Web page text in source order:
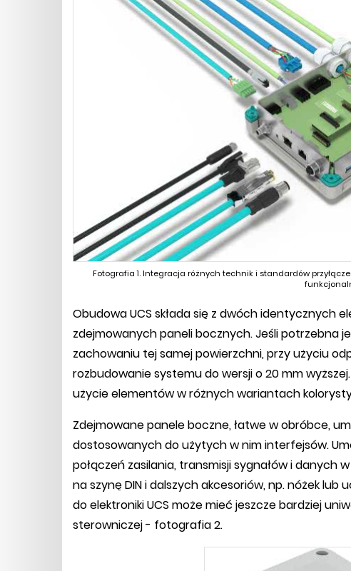
Fotografia 1. Integracja różnych technik i standardów
Obudowa UCS składa się z dwóch identycznych
zdejmowanych paneli bocznych. Jeśli potrzebna
zachowaniu tej samej powierzchni, przy użyciu
rozbudowanie systemu do wersji o 20 mm
użycie elementów w różnych wariantach
Zdejmowane panele boczne, łatwe w obróbce,
dostosowanych do użytych w nim interfejsów.
połączeń zasilania, transmisji sygnałów i danych
na szynę DIN i dalszych akcesoriów, np. nóżek
do elektroniki UCS może mieć jeszcze bardziej
sterowniczej - fotografia 2.